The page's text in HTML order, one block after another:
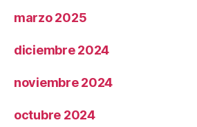
marzo 2025
diciembre 2024
noviembre 2024
octubre 2024